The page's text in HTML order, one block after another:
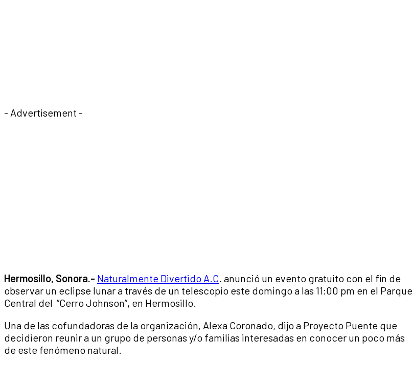
- Advertisement -
Hermosillo, Sonora.- Naturalmente Divertido A.C. anunció un evento gratuito con el fin de
observar un eclipse lunar a través de un telescopio este domingo a las 11:00 pm en el Parque
Central del “Cerro Johnson”, en Hermosillo.
Una de las cofundadoras de la organización, Alexa Coronado, dijo a Proyecto Puente que
decidieron reunir a un grupo de personas y/o familias interesadas en conocer un poco más
de este fenómeno natural.